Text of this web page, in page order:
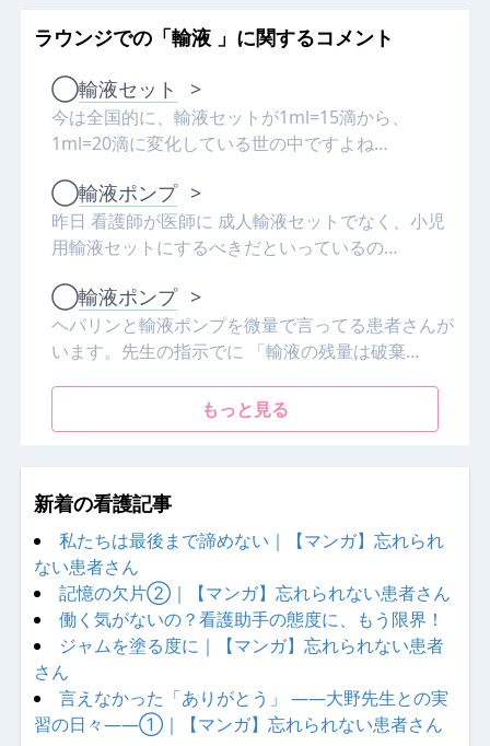
ラウンジでの「輸液 」に関するコメント
◯輸液セット >
今は全国的に、輸液セットが1ml=15滴から、
1ml=20滴に変化している世の中ですよね…
◯輸液ポンプ >
昨日 看護師が医師に 成人輸液セットでなく、小児
用輸液セットにするべきだといっているの…
◯輸液ポンプ >
ヘパリンと輸液ポンプを微量で言ってる患者さんが
います。先生の指示でに 「輸液の残量は破棄…
もっと見る
新着の看護記事
私たちは最後まで諦めない｜【マンガ】忘れられ
ない患者さん
記憶の欠片②｜【マンガ】忘れられない患者さん
働く気がないの？看護助手の態度に、もう限界！
ジャムを塗る度に｜【マンガ】忘れられない患者
さん
言えなかった「ありがとう」 ——大野先生との実
習の日々——①｜【マンガ】忘れられない患者さん